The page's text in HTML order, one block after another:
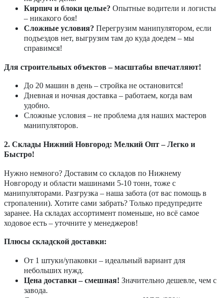
Кирпич и блоки целые? Опытные водители и логисты
– никакого боя!
Сложные условия? Перегрузим манипулятором, если
подъездов нет, выгрузим там до куда доедем – мы
справимся!
Для строительных объектов – масштабы впечатляют!
До 20 машин в день – стройка не остановится!
Дневная и ночная доставка – работаем, когда вам
удобно.
Сложные условия – не проблема для наших мастеров
манипуляторов.
2. Склады Нижний Новгород: Мелкий Опт – Легко и
Быстро!
Нужно немного? Доставим со складов по Нижнему
Новгороду и области машинами 5-10 тонн, тоже с
манипуляторами. Разгрузка – наша забота (от вас помощь в
стропалении). Хотите сами забрать? Только предупредите
заранее. На складах ассортимент поменьше, но всё самое
ходовое есть – уточните у менеджеров!
Плюсы складской доставки:
От 1 штуки/упаковки – идеальный вариант для
небольших нужд.
Цена доставки – смешная! Значительно дешевле, чем с
завода.